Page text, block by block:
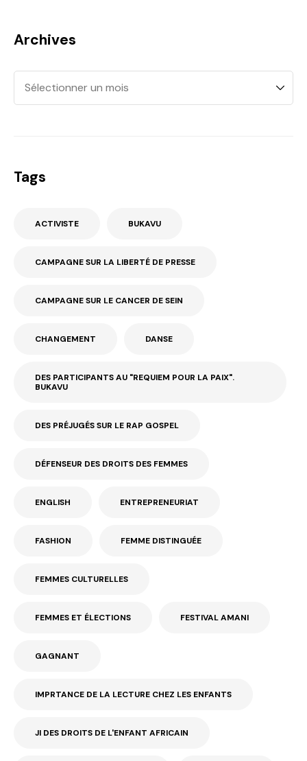
Archives
Tags
ACTIVISTE BUKAVU
CAMPAGNE SUR LA LIBERTÉ DE PRESSE
CAMPAGNE SUR LE CANCER DE SEIN
CHANGEMENT DANSE
DES PARTICIPANTS AU "REQUIEM POUR LA PAIX".
BUKAVU
DES PRÉJUGÉS SUR LE RAP GOSPEL
DÉFENSEUR DES DROITS DES FEMMES
ENGLISH ENTREPRENEURIAT
FASHION FEMME DISTINGUÉE
FEMMES CULTURELLES
FEMMES ET ÉLECTIONS FESTIVAL AMANI
GAGNANT
IMPRTANCE DE LA LECTURE CHEZ LES ENFANTS
JI DES DROITS DE L'ENFANT AFRICAIN